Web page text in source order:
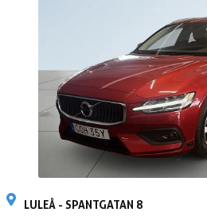
LULEÅ - SPANTGATAN 8